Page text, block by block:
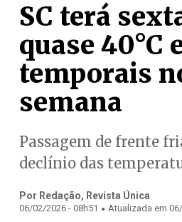
SC terá
quase 40°C
temporais
semana
Passagem de frente
declínio das
Por Redação, Revista Única
06/02/2026 - 08h51 . Atualizada em